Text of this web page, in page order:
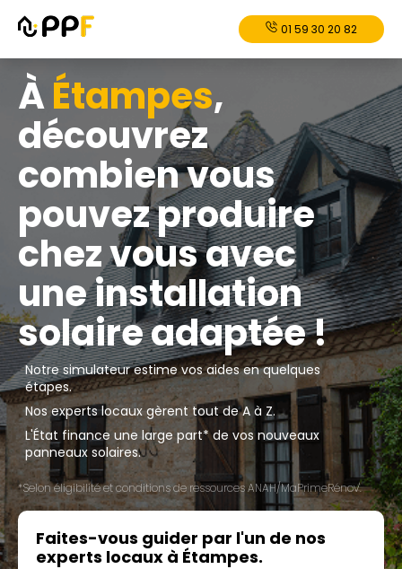
01 59 30 20 82
ÀÉtampes,
découvrez
combien vous
pouvez produire
chez vous avec
une installation
solaire adaptée !
Notre simulateur estime vos aides en quelques
étapes.
Nos experts locaux gèrent tout de A à Z.
L'État finance une large part* de vos nouveaux
panneaux solaires.
*Selon éligibilité et conditions de ressources ANAH/MaPrimeRénov'.
Faites-vous guider par l'un de nos
experts locaux à Étampes.